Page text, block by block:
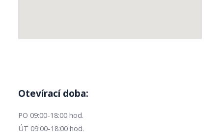
Otevírací doba:
PO 09:00-18:00 hod.
ÚT 09:00-18:00 hod.